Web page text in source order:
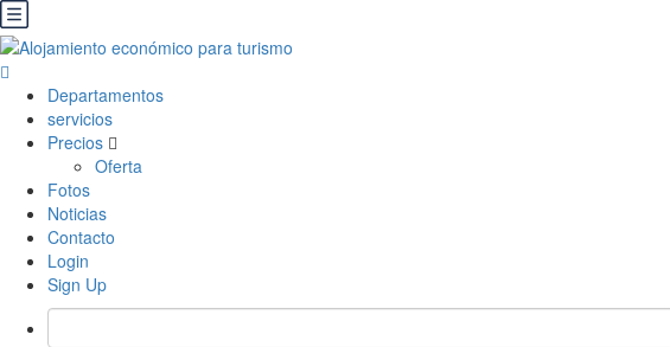
Departamentos
servicios
Precios
Oferta
Fotos
Noticias
Contacto
Login
Sign Up